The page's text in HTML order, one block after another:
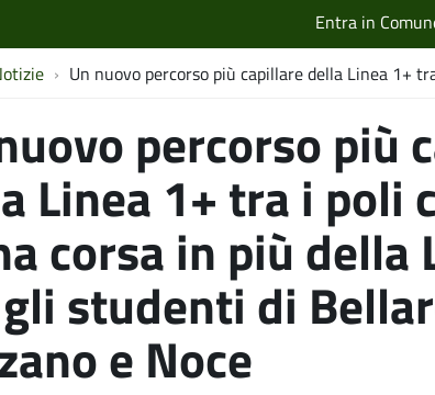
Entra in
Un nuovo percorso più capillare della Linea 1+
percorso più
Linea 1+ tra i poli
corsa in più della
studenti di
e Noce